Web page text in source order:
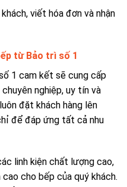
viết hóa đơn và nhận
từ Bảo trì số 1
1 cam kết sẽ cung cấp
nghiệp, uy tín và
đặt khách hàng lên
để đáp ứng tất cả nhu
linh kiện chất lượng cao,
cho bếp của quý khách.